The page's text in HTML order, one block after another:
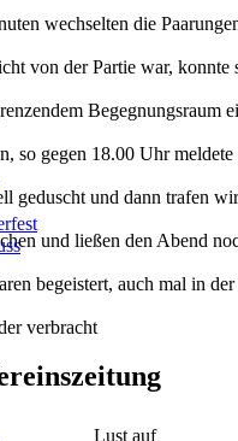
wechselten die
von der Partie war, konnte
Begegnungsraum
so gegen 18.00 Uhr
geduscht und dann trafen
und ließen den Abend
begeistert, auch mal in
verbracht
Lust auf